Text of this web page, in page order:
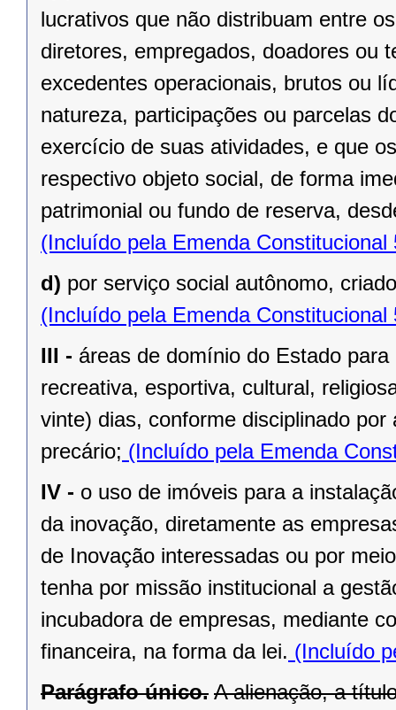
lucrativos que não distribuam entre
diretores, empregados, doadores ou
excedentes operacionais, brutos ou
natureza, participações ou parcelas
exercício de suas atividades, e que
respectivo objeto social, de forma
patrimonial ou fundo de reserva,
(Incluído pela Emenda Constitucional
d) por serviço social autônomo,
(Incluído pela Emenda Constitucional
III - áreas de domínio do Estado
recreativa, esportiva, cultural,
vinte) dias, conforme disciplinado
precário; (Incluído pela Emenda
IV - o uso de imóveis para a
da inovação, diretamente as
de Inovação interessadas ou por
tenha por missão institucional a
incubadora de empresas, mediante
financeira, na forma da lei. (Incluído
Parágrafo único. A alienação, a